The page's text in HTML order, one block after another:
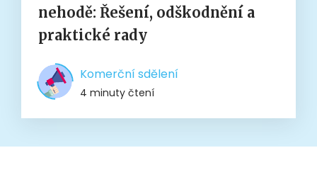
nehodě: Řešení, odškodnění a
praktické rady
Komerční sdělení
4 minuty čtení